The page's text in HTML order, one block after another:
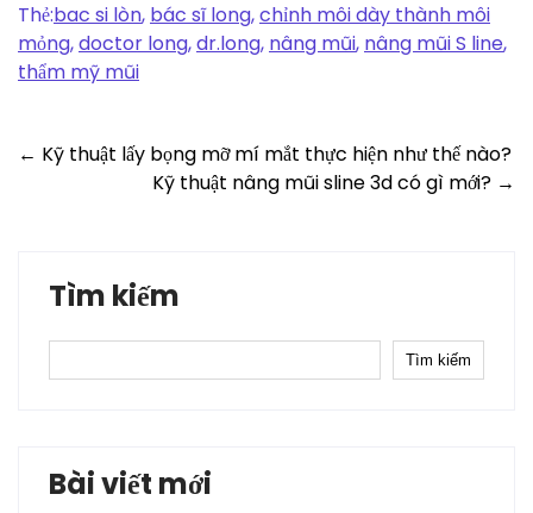
Thẻ:bac si lòn, bác sĩ long,chỉnh môi dày thành môi
mỏng,doctor long,dr.long, nâng mũi, nâng mũi S line,
thẩm mỹ mũi
Post
navigation
← Kỹ thuật lấy bọng mỡ mí mắt thực hiện như thế nào?
Kỹ thuật nâng mũi sline 3d có gì mới? →
Tìm kiếm
Tìm kiếm
Bài viết mới